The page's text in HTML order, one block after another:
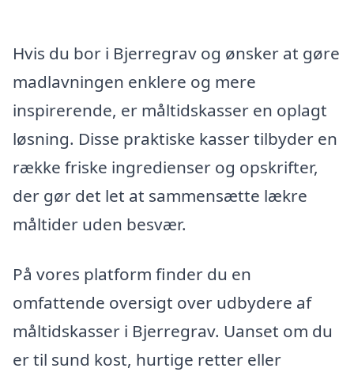
Hvis du bor i Bjerregrav og ønsker at gøre
madlavningen enklere og mere
inspirerende, er måltidskasser en oplagt
løsning. Disse praktiske kasser tilbyder en
række friske ingredienser og opskrifter,
der gør det let at sammensætte lækre
måltider uden besvær.
På vores platform finder du en
omfattende oversigt over udbydere af
måltidskasser i Bjerregrav. Uanset om du
er til sund kost, hurtige retter eller